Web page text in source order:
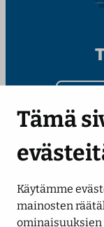
Tämä
Käytämme
mainosten
ominaisuuksien
Kirjoita